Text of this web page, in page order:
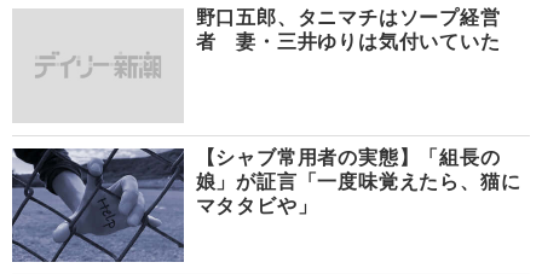
野口五郎、タニマチはソープ経営
者 妻・三井ゆりは気付いていた
【シャブ常用者の実態】「組長の
娘」が証言「一度味覚えたら、猫に
マタタビや」